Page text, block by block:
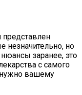
но
нюансы заранее, это
с самого
нужно вашему